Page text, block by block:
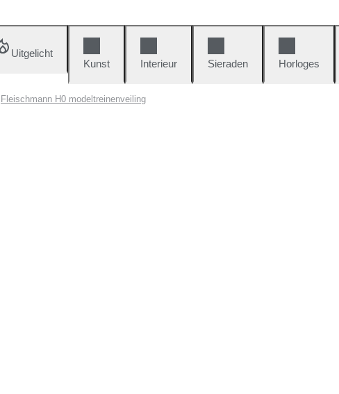
Uitgelicht
Kunst
Interieur Sieraden Horloges
Fleischmann H0 modeltreinenveiling